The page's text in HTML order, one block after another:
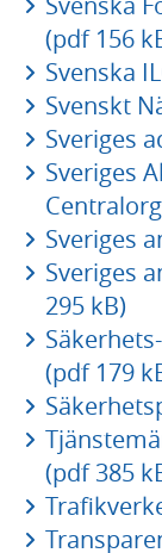
(pdf 156
Svenska
Svenskt
Sveriges
Sveriges
Sveriges
Sveriges
295 kB)
(pdf 179
(pdf 385